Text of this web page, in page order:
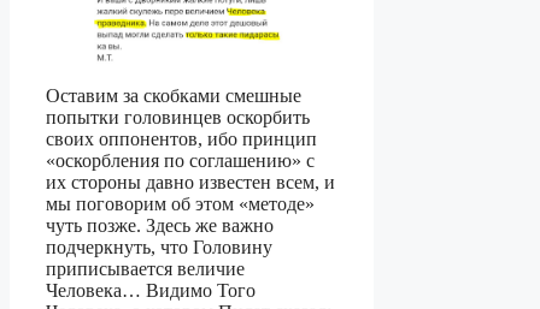
Оставим за скобками смешные
попытки головинцев оскорбить
своих оппонентов, ибо принцип
«оскорбления по соглашению» с
их стороны давно известен всем, и
мы поговорим об этом «методе»
чуть позже. Здесь же важно
подчеркнуть, что Головину
приписывается величие
Человека… Видимо Того